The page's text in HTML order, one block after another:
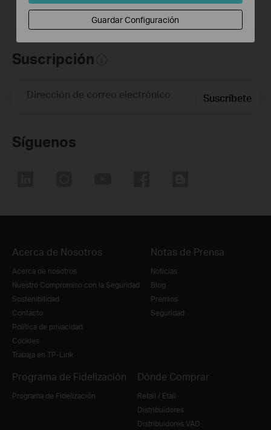
Suscripción
Dirección de correo electrónico Suscríbete
Síguenos
Acerca de Nosotros
Acerca de nosotros
Nuestro Compromiso con la Seguridad
Sostenibilidad
Contacto
Política de privacidad
Cookies
Trabaja en TP-Link
Notas de Prensa
Noticias
Blog
Premios
Seguridad
Programa de Fidelización
Programa de Fidelización
Dónde Comprar
Retail / Etail
Distribuidores
Distribuidores VAD
Guardar Configuración